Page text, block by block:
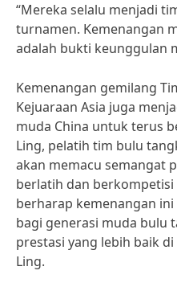
“Mereka selalu menjadi
turnamen. Kemenangan
adalah bukti keunggulan
Kemenangan gemilang
Kejuaraan Asia juga
muda China untuk terus
Ling, pelatih tim bulu
akan memacu semangat
berlatih dan berkompetisi
berharap kemenangan
bagi generasi muda bulu
prestasi yang lebih baik di
Ling.